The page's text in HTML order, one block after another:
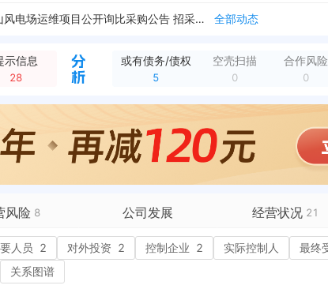
新增招标，中国电建河南工程公司广州崇象清远阳山大东山风电场运维项目公开询比采购公告 招采单位：中国电建集团河南工程有限公司","广州崇象能源管理有限公司
全部动态
全部动态
全部动态
股权冻结，执行通知书文号：（2022）粤01执2184号 被执行人：广州崇象能源管理有限公司 冻结股权标的企业：广州崇象能源管理有限公司 冻结权益数额：1...
全部动态
新增合同验收，关于广州崇象清远阳山大东山风电场变更项目（一期）配套环保设施竣工和调试日期公示 招采单位：广州崇象能源管理有限公司
全部动态
新增合同验收，广州崇象清远阳山大东山风电场变更项目（一期工程）竣工环境保护自主验收材料 招采单位：广州崇象能源管理有限公司
全部动态
示信息
28
或有债务/债权
5
空壳扫描
0
合作风险
0
风险 8 公司发展 经营状况 21
权 5
1
融资历史
招投标 8
人员 2 对外投资 2 控制企业 2 实际控制人 最终
关系图谱